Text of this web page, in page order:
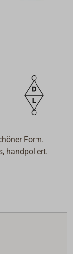
Form.
handpoliert.